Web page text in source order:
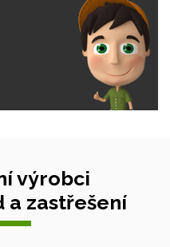
výrobci
a zastřešení